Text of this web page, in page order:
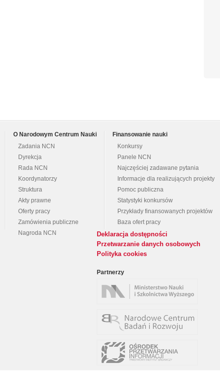
O Narodowym Centrum Nauki
Zadania NCN
Dyrekcja
Rada NCN
Koordynatorzy
Struktura
Akty prawne
Oferty pracy
Zamówienia publiczne
Nagroda NCN
Finansowanie nauki
Konkursy
Panele NCN
Najczęściej zadawane pytania
Informacje dla realizujących projekty
Pomoc publiczna
Statystyki konkursów
Przykłady finansowanych projektów
Baza ofert pracy
Deklaracja dostępności
Przetwarzanie danych osobowych
Polityka cookies
Partnerzy